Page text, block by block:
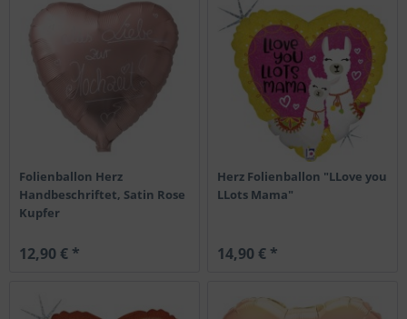
Folienballon Herz
Handbeschriftet, Satin Rose
Kupfer
12,90 € *
Herz Folienballon "LLove you
LLots Mama"
14,90 € *